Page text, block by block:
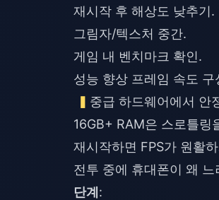
재시작 후 해상도 낮추기.
그림자/텍스처 중간.
게임 내 벤치마크 확인.
성능 향상 프레임 속도 구
중급 하드웨어에서 안
16GB+ RAM은 스로틀
재시작하면 FPS가 원활
전투 중에 휴대폰이 왜
단계 :